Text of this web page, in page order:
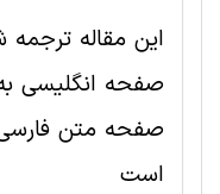
صفحه متن
است